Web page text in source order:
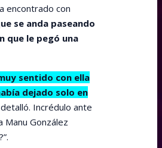
encontrado con
se anda paseando
que le pegó una
sentido con ella
dejado solo en
Incrédulo ante
Manu González